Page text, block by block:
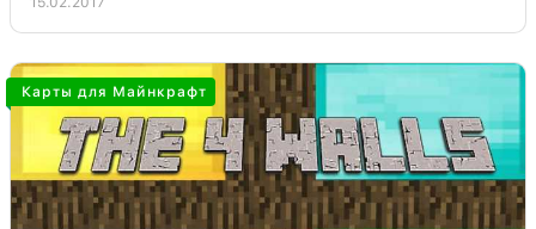
Карты для Майнкрафт